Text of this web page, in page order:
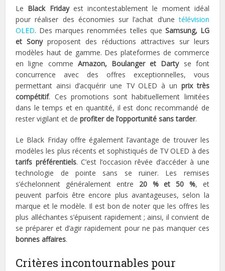
Le Black Fridayest incontestablement le moment idéal
pour réaliser des économies sur l’achat d’unetélévision
OLED. Des marques renommées telles que Samsung, LG
et Sonyproposent des réductions attractives sur leurs
modèles haut de gamme. Des plateformes de commerce
en ligne comme Amazon, Boulanger et Dartyse font
concurrence avec des offres exceptionnelles, vous
permettant ainsi d’acquérir une TV OLED à un prix très
compétitif. Ces promotions sont habituellement limitées
dans le temps et en quantité, il est donc recommandé de
rester vigilant et deprofiter de l’opportunité sans tarder.
Le Black Friday offre également l’avantage de trouver les
modèles les plus récents et sophistiqués de TV OLED à des
tarifs préférentiels. C’est l’occasion rêvée d’accéder à une
technologie de pointe sans se ruiner. Les remises
s’échelonnent généralement entre 20 % et 50 %, et
peuvent parfois être encore plus avantageuses, selon la
marque et le modèle. Il est bon de noter que les offres les
plus alléchantes s’épuisent rapidement ; ainsi, il convient de
se préparer et d’agir rapidement pour ne pas manquer ces
bonnes affaires.
Critères incontournables pour